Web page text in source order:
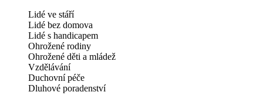
Lidé ve stáří
Lidé bez domova
Lidé s handicapem
Ohrožené rodiny
Ohrožené děti a mládež
Vzdělávání
Duchovní péče
Dluhové poradenství